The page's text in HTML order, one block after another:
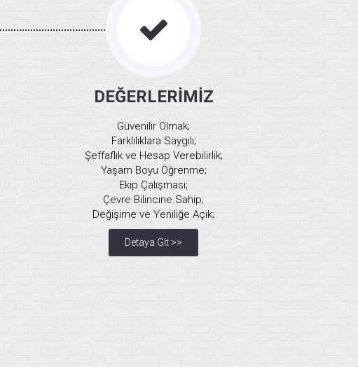
DEĞERLERİMİZ
Güvenilir Olmak;
Farklılıklara Saygılı;
Şeffaflık ve Hesap Verebilirlik;
Yaşam Boyu Öğrenme;
Ekip Çalışması;
Çevre Bilincine Sahip;
Değişime ve Yeniliğe Açık;
Detaya Git >>